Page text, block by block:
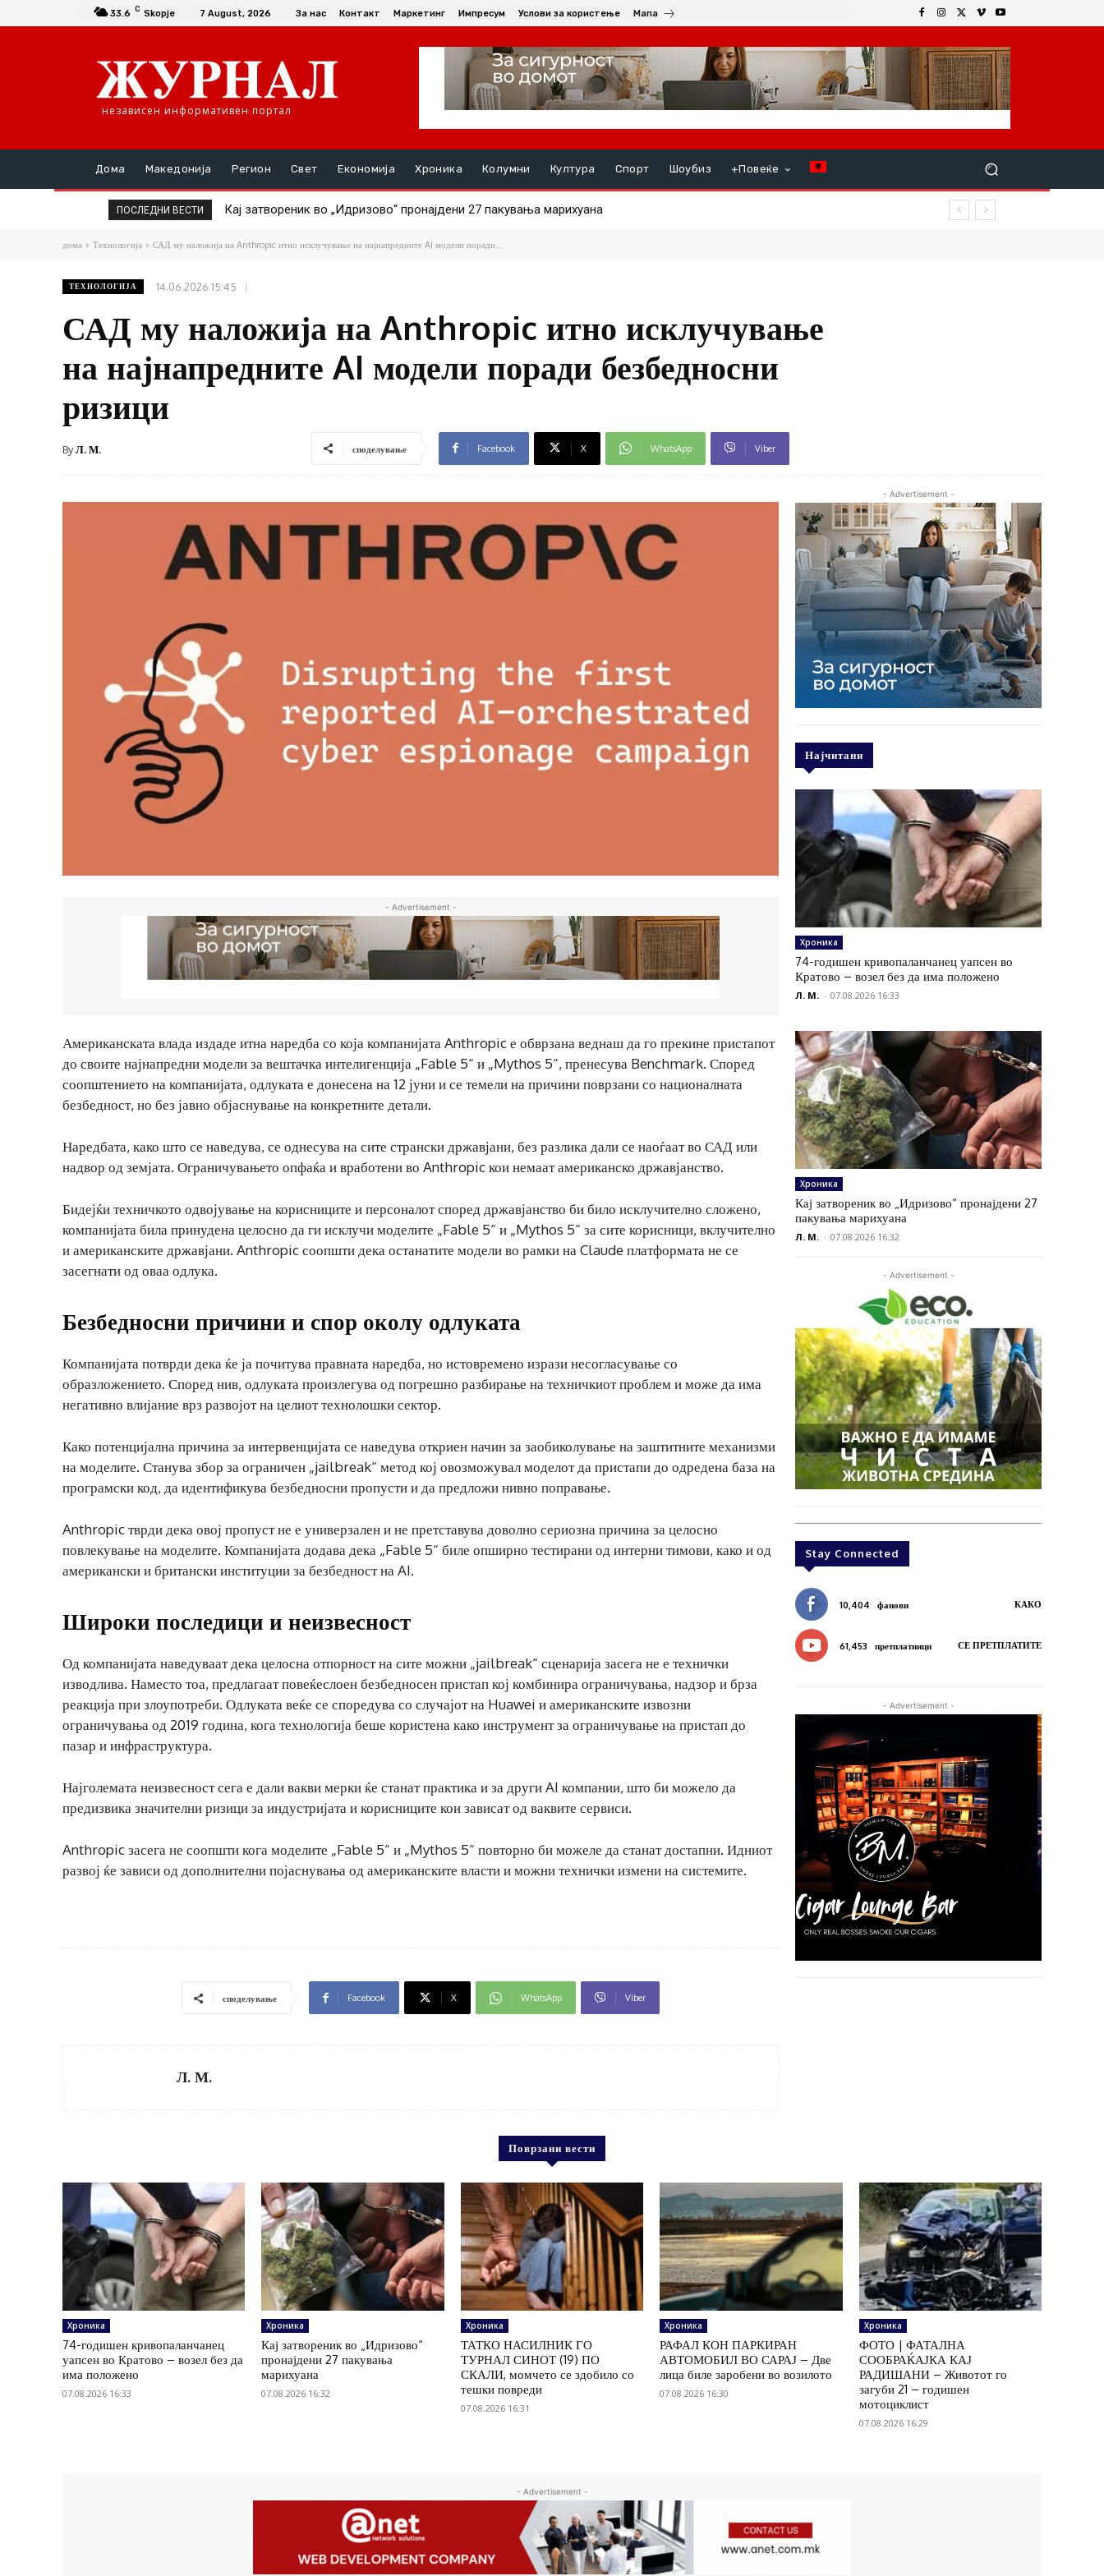
33.6 C Skopje 7 August, 2026 За нас Контакт Маркетинг Импресум Услови за користење Мапа
независен информативен портал
Дома Македонија Регион Свет Економија Хроника Колумни Култура Спорт Шоубиз +Повеќе
ПОСЛЕДНИ ВЕСТИ Кај затвореник во „Идризово“ пронајдени 27 пакувања марихуана
ТАТКО НАСИЛНИК ГО ТУРНАЛ СИНОТ (19) ПО СКАЛИ, момчето се здобило со тешки повреди
дома Технологија САД му наложија на Anthropic итно исклучување на најнапредните AI модели поради...
ТЕХНОЛОГИЈА 14.06.2026 15:45
САД му наложија на Anthropic итно исклучување
на најнапредните AI модели поради безбедносни
ризици
ByЛ. М. споделување Facebook X WhatsApp Viber
- Advertisement -
Американската влада издаде итна наредба со која компанијата Anthropic е обврзана веднаш да го прекине пристапот
до своите најнапредни модели за вештачка интелигенција „Fable 5“ и „Mythos 5“, пренесува Benchmark. Според
соопштението на компанијата, одлуката е донесена на 12 јуни и се темели на причини поврзани со националната
безбедност, но без јавно објаснување на конкретните детали.
Наредбата, како што се наведува, се однесува на сите странски државјани, без разлика дали се наоѓаат во САД или
надвор од земјата. Ограничувањето опфаќа и вработени во Anthropic кои немаат американско државјанство.
Бидејќи техничкото одвојување на корисниците и персоналот според државјанство би било исклучително сложено,
компанијата била принудена целосно да ги исклучи моделите „Fable 5“ и „Mythos 5“ за сите корисници, вклучително
и американските државјани. Anthropic соопшти дека останатите модели во рамки на Claude платформата не се
засегнати од оваа одлука.
Безбедносни причини и спор околу одлуката
Компанијата потврди дека ќе ја почитува правната наредба, но истовремено изрази несогласување со
образложението. Според нив, одлуката произлегува од погрешно разбирање на техничкиот проблем и може да има
негативно влијание врз развојот на целиот технолошки сектор.
Како потенцијална причина за интервенцијата се наведува откриен начин за заобиколување на заштитните механизми
на моделите. Станува збор за ограничен „jailbreak“ метод кој овозможувал моделот да пристапи до одредена база на
програмски код, да идентификува безбедносни пропусти и да предложи нивно поправање.
Anthropic тврди дека овој пропуст не е универзален и не претставува доволно сериозна причина за целосно
повлекување на моделите. Компанијата додава дека „Fable 5“ биле опширно тестирани од интерни тимови, како и од
американски и британски институции за безбедност на AI.
Широки последици и неизвесност
Од компанијата наведуваат дека целосна отпорност на сите можни „jailbreak“ сценарија засега не е технички
изводлива. Наместо тоа, предлагаат повеќеслоен безбедносен пристап кој комбинира ограничувања, надзор и брза
реакција при злоупотреби. Одлуката веќе се споредува со случајот на Huawei и американските извозни
ограничувања од 2019 година, кога технологија беше користена како инструмент за ограничување на пристап до
пазар и инфраструктура.
Најголемата неизвесност сега е дали вакви мерки ќе станат практика и за други AI компании, што би можело да
предизвика значителни ризици за индустријата и корисниците кои зависат од ваквите сервиси.
Anthropic засега не соопшти кога моделите „Fable 5“ и „Mythos 5“ повторно би можеле да станат достапни. Идниот
развој ќе зависи од дополнителни појаснувања од американските власти и можни технички измени на системите.
споделување Facebook X WhatsApp Viber
Л. М.
- Advertisement -
Најчитани
Хроника
74-годишен кривопаланчанец уапсен во
Кратово – возел без да има положено
Л. М. - 07.08.2026 16:33
Хроника
Кај затвореник во „Идризово“ пронајдени 27
пакувања марихуана
Л. М. - 07.08.2026 16:32
- Advertisement -
Stay Connected
10,404 фанови КАКО
61,453 претплатници СЕ ПРЕТПЛАТИТЕ
- Advertisement -
Поврзани вести
Хроника
74-годишен кривопаланчанец
уапсен во Кратово – возел без да
има положено
07.08.2026 16:33
Хроника
Кај затвореник во „Идризово“
пронајдени 27 пакувања
марихуана
07.08.2026 16:32
Хроника
ТАТКО НАСИЛНИК ГО
ТУРНАЛ СИНОТ (19) ПО
СКАЛИ, момчето се здобило со
тешки повреди
07.08.2026 16:31
Хроника
РАФАЛ КОН ПАРКИРАН
АВТОМОБИЛ ВО САРАЈ – Две
лица биле заробени во возилото
07.08.2026 16:30
Хроника
ФОТО | ФАТАЛНА
СООБРАЌАЈКА КАЈ
РАДИШАНИ – Животот го
загуби 21 – годишен
мотоциклист
07.08.2026 16:29
- Advertisement -